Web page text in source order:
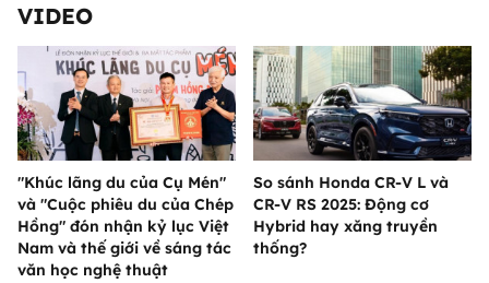
VIDEO
"Khúc lãng du của Cụ Mén"
và "Cuộc phiêu du của Chép
Hồng" đón nhận kỷ lục Việt
Nam và thế giới về sáng tác
văn học nghệ thuật
So sánh Honda CR-V L và
CR-V RS 2025: Động cơ
Hybrid hay xăng truyền
thống?